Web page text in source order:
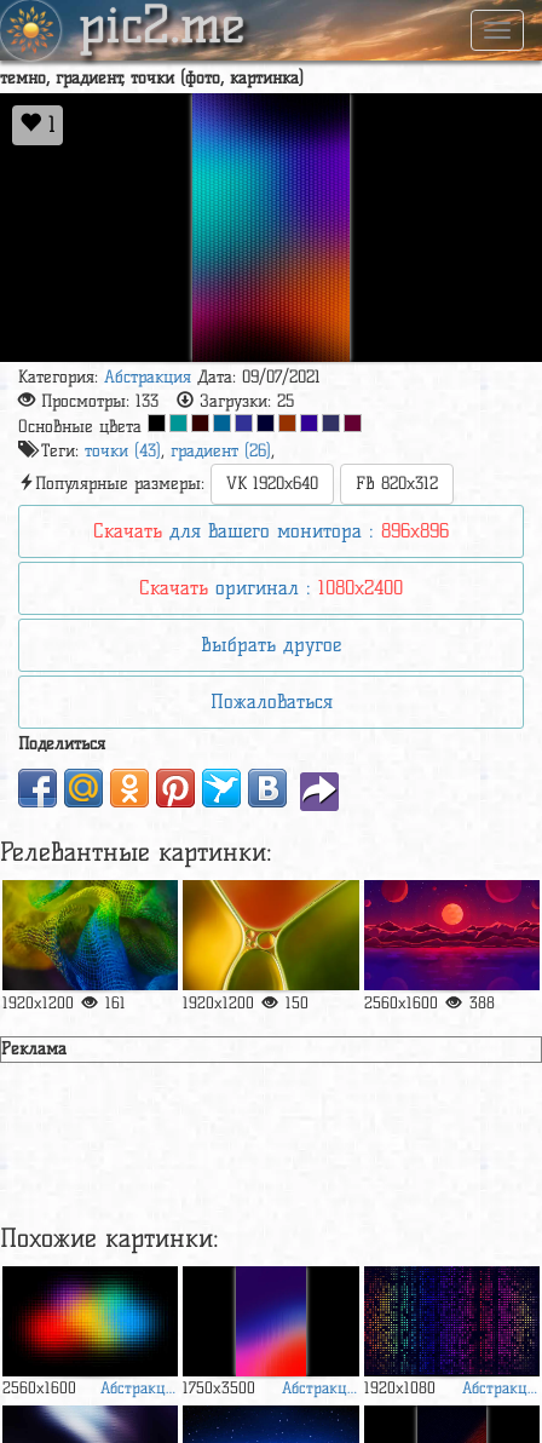
pic2.me
темно, градиент, точки (фото, картинка)
1
Категория: Абстракция Дата: 09/07/2021
Просмотры: 133 Загрузки: 25
Основные цвета
Теги: точки (43), градиент (26),
Популярные размеры:
VK 1920x640 FB 820x312
Скачать для вашего монитора : 896x896
Скачать оригинал : 1080x2400
Выбрать другое
Пожаловаться
Поделиться
Релевантные картинки:
1920x1200 161 1920x1200 150 2560x1600 388
Реклама
Похожие картинки:
2560x1600 Абстракция 1750x3500 Абстракция 1920x1080 Абстракция